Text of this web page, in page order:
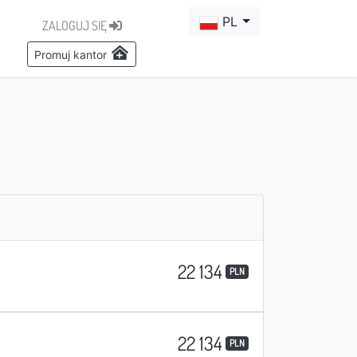
ZALOGUJ SIĘ
Promuj kantor
PL
22 134 PLN
22 134 PLN